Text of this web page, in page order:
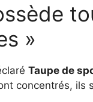
»
Taupe de
concentrés, ils